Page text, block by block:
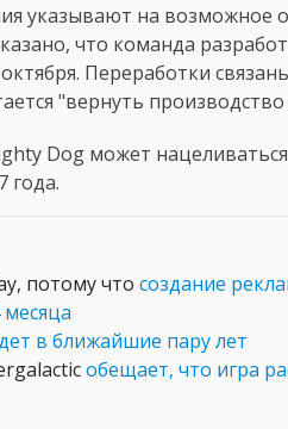
указывают на возможное
что команда
Переработки
"вернуть производство
Dog может
года.
потому что создание
в ближайшие пару лет
обещает, что игра